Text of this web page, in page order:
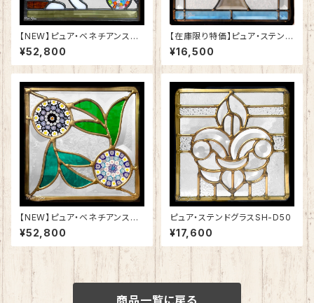
【NEW】ピュア・ベネチアンステ
ンドグラスSH-VE12
¥52,800
【在庫限り特価】ピュア・ステンド
グラスSH-E-GL43
¥16,500
【NEW】ピュア・ベネチアンステ
ンドグラスSH-VD28
¥52,800
ピュア・ステンドグラスSH-D50
¥17,600